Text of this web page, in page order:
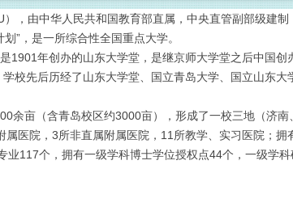
，由中华人民共和国教育部直属，中央直管副部级建制
”，是一所综合性全国重点大学。
1901年创办的山东大学堂，是继京师大学堂之后中国
校先后历经了山东大学堂、国立青岛大学、国立山东
余亩（含青岛校区约3000亩），形成了一校三地（济
医院，3所非直属附属医院，11所教学、实习医院；
117个，拥有一级学科博士学位授权点44个，一级学